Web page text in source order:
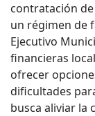
contratación
un régimen de
Ejecutivo
financieras
ofrecer
dificultades
busca aliviar la